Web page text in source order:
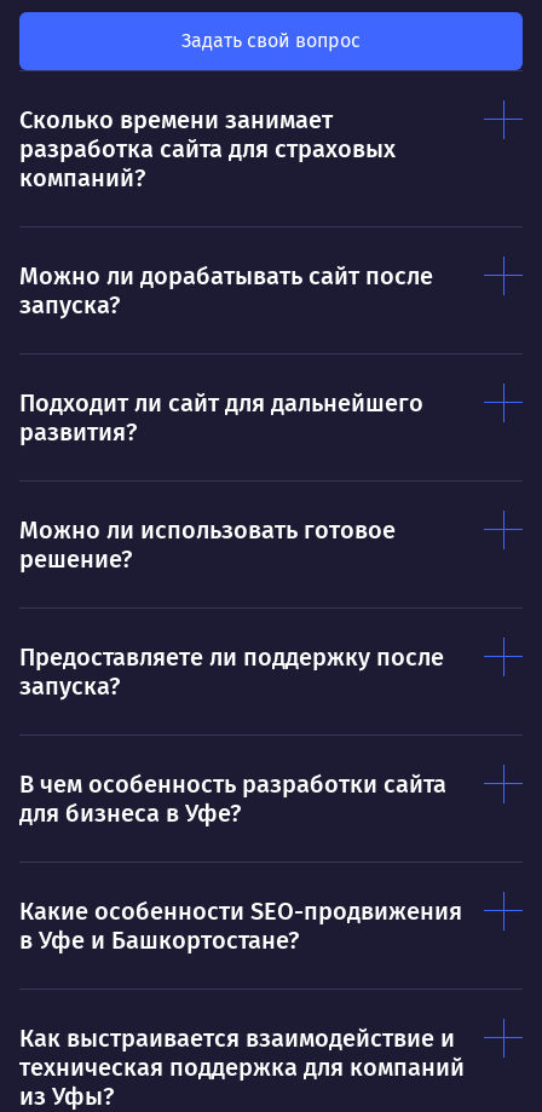
Делает так, чтобы результат работы всех
был больше, чем сумма результатов
Нравится
Дышать. Без этого совсем не могу.
Умею
Договариваться.
сказано.
О
Задать свой вопрос
Сколько времени занимает
разработка сайта для страховых
компаний?
Можно ли дорабатывать сайт после
запуска?
Подходит ли сайт для дальнейшего
развития?
Можно ли использовать готовое
решение?
Предоставляете ли поддержку после
запуска?
В чем особенность разработки сайта
для бизнеса в Уфе?
Какие особенности SEO-продвижения
в Уфе и Башкортостане?
Как выстраивается взаимодействие и
техническая поддержка для компаний
из Уфы?